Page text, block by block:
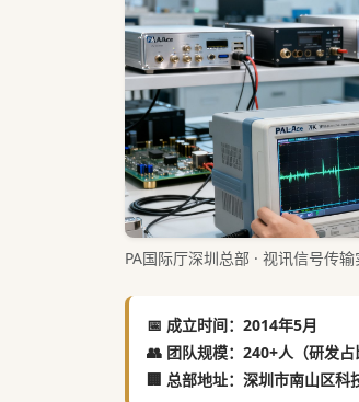
PA国际厅深圳总部 · 视讯信号传
📅 成立时间：2014年5月
👥 团队规模：240+人（研发占
🏢 总部地址：深圳市南山区科